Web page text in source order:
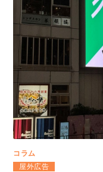
コラム
屋外広告